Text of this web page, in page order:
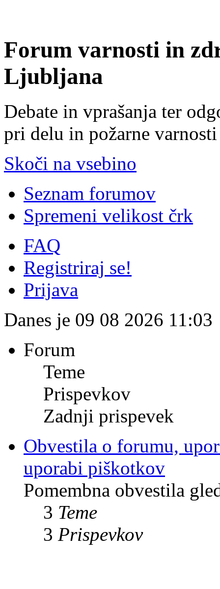
Forum varnosti in
Ljubljana
Debate in vprašanja ter
pri delu in požarne varnosti
Skoči na vsebino
Seznam forumov
Spremeni velikost črk
FAQ
Registriraj se!
Prijava
Danes je 09 08 2026 11:03
Forum
Teme
Prispevkov
Zadnji prispevek
Obvestila o forumu,
uporabi piškotkov
Pomembna obvestila
3 Teme
3 Prispevkov